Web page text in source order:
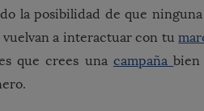
la posibilidad de que
vuelvan a interactuar con tu
que crees una campañabien